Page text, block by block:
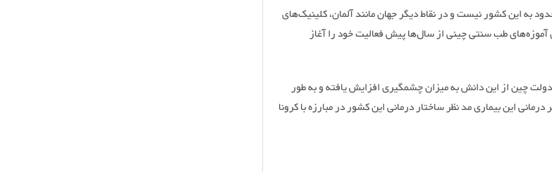
به این کشور نیست و در نقاط دیگر جهان مانند آلمان، کلینیک‌های
طب سنتی چینی از سال‌ها پیش فعالیت خود را آغاز
دولت چین از این دانش به میزان چشمگیری افزایش یافته و به طور
این بیماری مد نظر ساختار درمانی این کشور در مبارزه با کرونا